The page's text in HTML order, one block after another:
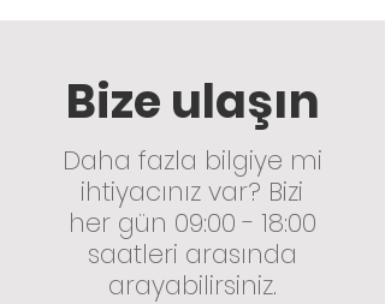
Bize ulaşın
Daha fazla bilgiye mi
ihtiyacınız var? Bizi
her gün 09:00 - 18:00
saatleri arasında
arayabilirsiniz.